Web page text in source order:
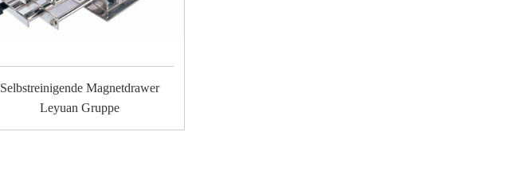
Selbstreinigende Magnetdrawer
Leyuan Gruppe